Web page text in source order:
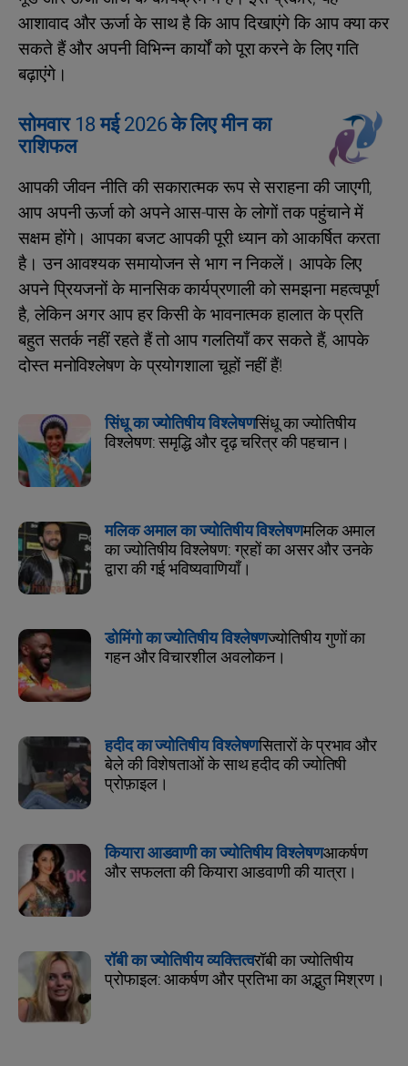
आशावाद और ऊर्जा के साथ है कि आप दिखाएंगे कि आप क्या कर
सकते हैं और अपनी विभिन्न कार्यों को पूरा करने के लिए गति
बढ़ाएंगे।
सोमवार 18 मई 2026 के लिए मीन का
राशिफल
आपकी जीवन नीति की सकारात्मक रूप से सराहना की जाएगी,
आप अपनी ऊर्जा को अपने आस-पास के लोगों तक पहुंचाने में
सक्षम होंगे। आपका बजट आपकी पूरी ध्यान को आकर्षित करता
है। उन आवश्यक समायोजन से भाग न निकलें। आपके लिए
अपने प्रियजनों के मानसिक कार्यप्रणाली को समझना महत्वपूर्ण
है, लेकिन अगर आप हर किसी के भावनात्मक हालात के प्रति
बहुत सतर्क नहीं रहते हैं तो आप गलतियाँ कर सकते हैं, आपके
दोस्त मनोविश्लेषण के प्रयोगशाला चूहों नहीं हैं!
सिंधू का ज्योतिषीय विश्लेषणसिंधू का ज्योतिषीय
विश्लेषण: समृद्धि और दृढ़ चरित्र की पहचान।
मलिक अमाल का ज्योतिषीय विश्लेषणमलिक अमाल
का ज्योतिषीय विश्लेषण: ग्रहों का असर और उनके
द्वारा की गई भविष्यवाणियाँ।
डोमिंगो का ज्योतिषीय विश्लेषणज्योतिषीय गुणों का
गहन और विचारशील अवलोकन।
हदीद का ज्योतिषीय विश्लेषणसितारों के प्रभाव और
बेले की विशेषताओं के साथ हदीद की ज्योतिषी
प्रोफ़ाइल।
कियारा आडवाणी का ज्योतिषीय विश्लेषणआकर्षण
और सफलता की कियारा आडवाणी की यात्रा।
रॉबी का ज्योतिषीय व्यक्तित्वरॉबी का ज्योतिषीय
प्रोफाइल: आकर्षण और प्रतिभा का अद्भुत मिश्रण।